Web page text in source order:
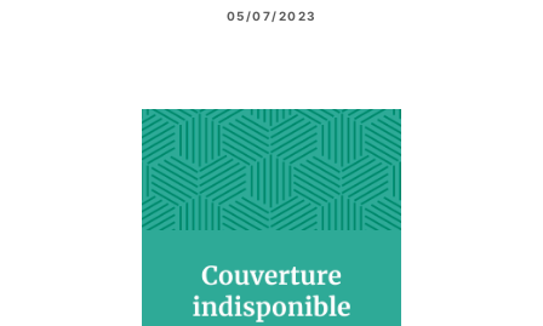
05/07/2023